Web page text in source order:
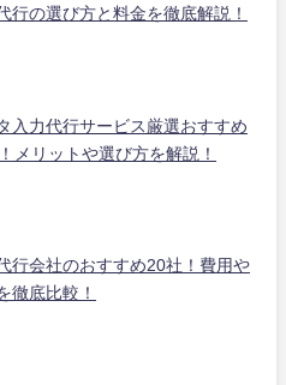
行の選び方と料金を徹底解説！
入力代行サービス厳選おすすめ
メリットや選び方を解説！
行会社のおすすめ20社！費用や
徹底比較！